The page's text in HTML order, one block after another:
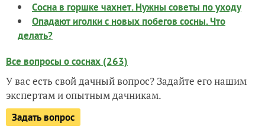
Сосна в горшке чахнет. Нужны советы по уходу
Опадают иголки с новых побегов сосны. Что
делать?
Все вопросы о соснах (263)
У вас есть свой дачный вопрос? Задайте его нашим
экспертам и опытным дачникам.
Задать вопрос